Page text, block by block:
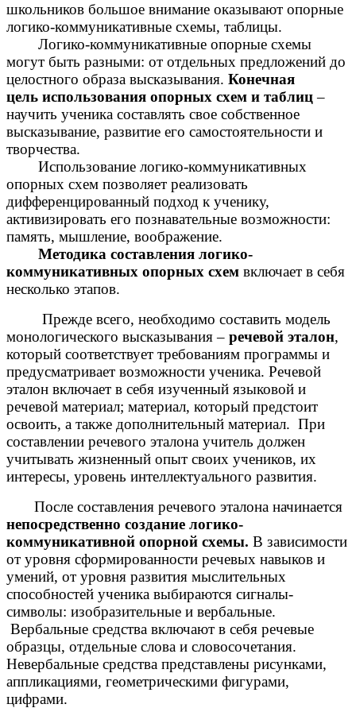
школьников большое внимание оказывают опорные
логико-коммуникативные схемы, таблицы.
Логико-коммуникативные опорные схемы
могут быть разными: от отдельных предложений до
целостного образа высказывания. Конечная
цель использования опорных схем и таблиц–
научить ученика составлять свое собственное
высказывание, развитие его самостоятельности и
творчества.
Использование логико-коммуникативных
опорных схем позволяет реализовать
дифференцированный подход к ученику,
активизировать его познавательные возможности:
память, мышление, воображение.
Методика составления логико-
коммуникативных опорных схем включает в себя
несколько этапов.
Прежде всего, необходимо составить модель
монологического высказывания – речевой эталон,
который соответствует требованиям программы и
предусматривает возможности ученика. Речевой
эталон включает в себя изученный языковой и
речевой материал; материал, который предстоит
освоить, а также дополнительный материал. При
составлении речевого эталона учитель должен
учитывать жизненный опыт своих учеников, их
интересы, уровень интеллектуального развития.
После составления речевого эталона начинается
непосредственно создание логико-
коммуникативной опорной схемы. В зависимости
от уровня сформированности речевых навыков и
умений, от уровня развития мыслительных
способностей ученика выбираются сигналы-
символы: изобразительные и вербальные.
Вербальные средства включают в себя речевые
образцы, отдельные слова и словосочетания.
Невербальные средства представлены рисунками,
аппликациями, геометрическими фигурами,
цифрами.